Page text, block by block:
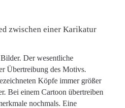
zwischen einer Karikatur
Der wesentliche
Übertreibung des Motivs.
Köpfe immer größer
Bei einem Cartoon übertreiben
nochmals. Eine